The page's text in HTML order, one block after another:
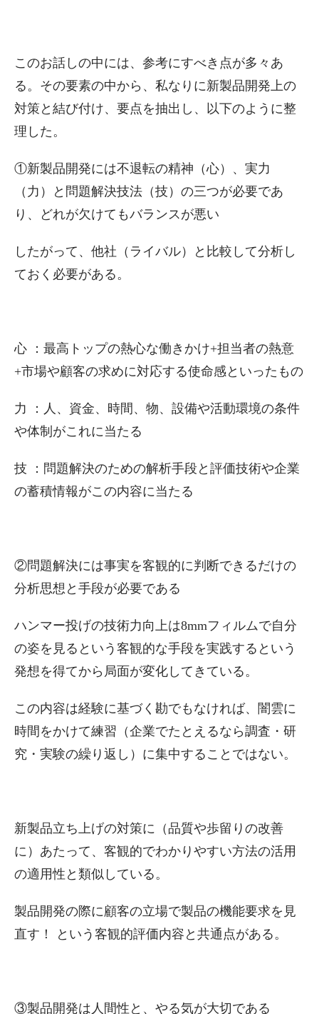
このお話しの中には、参考にすべき点が多々あ
る。その要素の中から、私なりに新製品開発上の
対策と結び付け、要点を抽出し、以下のように整
理した。
①新製品開発には不退転の精神（心）、実力
（力）と問題解決技法（技）の三つが必要であ
り、どれが欠けてもバランスが悪い
したがって、他社（ライバル）と比較して分析し
ておく必要がある。
心 ：最高トップの熱心な働きかけ+担当者の熱意
+市場や顧客の求めに対応する使命感といったもの
力 ：人、資金、時間、物、設備や活動環境の条件
や体制がこれに当たる
技 ：問題解決のための解析手段と評価技術や企業
の蓄積情報がこの内容に当たる
②問題解決には事実を客観的に判断できるだけの
分析思想と手段が必要である
ハンマー投げの技術力向上は8mmフィルムで自分
の姿を見るという客観的な手段を実践するという
発想を得てから局面が変化してきている。
この内容は経験に基づく勘でもなければ、闇雲に
時間をかけて練習（企業でたとえるなら調査・研
究・実験の繰り返し）に集中することではない。
新製品立ち上げの対策に（品質や歩留りの改善
に）あたって、客観的でわかりやすい方法の活用
の適用性と類似している。
製品開発の際に顧客の立場で製品の機能要求を見
直す！ という客観的評価内容と共通点がある。
③製品開発は人間性と、やる気が大切である